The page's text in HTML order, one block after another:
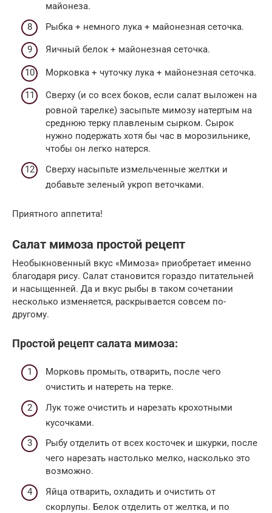
майонеза.
Рыбка + немного лука + майонезная сеточка.
Яичный белок + майонезная сеточка.
Морковка + чуточку лука + майонезная сеточка.
Сверху (и со всех боков, если салат выложен на
ровной тарелке) засыпьте мимозу натертым на
среднюю терку плавленым сырком. Сырок
нужно подержать хотя бы час в морозильнике,
чтобы он легко натерся.
Сверху насыпьте измельченные желтки и
добавьте зеленый укроп веточками.
Приятного аппетита!
Салат мимоза простой рецепт
Необыкновенный вкус «Мимоза» приобретает именно
благодаря рису. Салат становится гораздо питательней
и насыщенней. Да и вкус рыбы в таком сочетании
несколько изменяется, раскрывается совсем по-
другому.
Простой рецепт салата мимоза:
Морковь промыть, отварить, после чего
очистить и натереть на терке.
Лук тоже очистить и нарезать крохотными
кусочками.
Рыбу отделить от всех косточек и шкурки, после
чего нарезать настолько мелко, насколько это
возможно.
Яйца отварить, охладить и очистить от
скорлупы. Белок отделить от желтка, и по